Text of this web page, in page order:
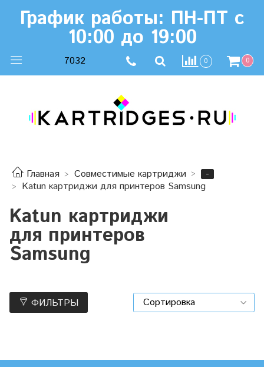
График работы: ПН-ПТ с
10:00 до 19:00
7032 0 0
Главная Совместимые картриджи
-
Katun картриджи для принтеров Samsung
Katun картриджи
для принтеров
Samsung
ФИЛЬТРЫ